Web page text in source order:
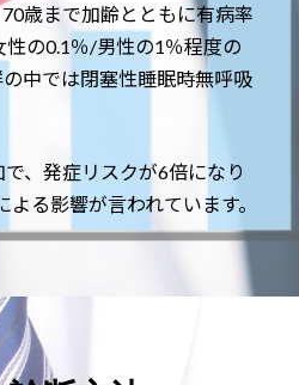
歳まで加齢とともに有病率
の0.1％/男性の1％程度の
中では閉塞性睡眠時無呼吸
、発症リスクが6倍になり
る影響が言われています。